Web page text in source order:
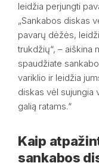
leidžia perjungti
„Sankabos diskas
pavarų dėžės,
trukdžių“, – aiškina
spaudžiate
variklio ir leidžia
diskas vėl sujungia
galią ratams.“
Kaip
sankabos